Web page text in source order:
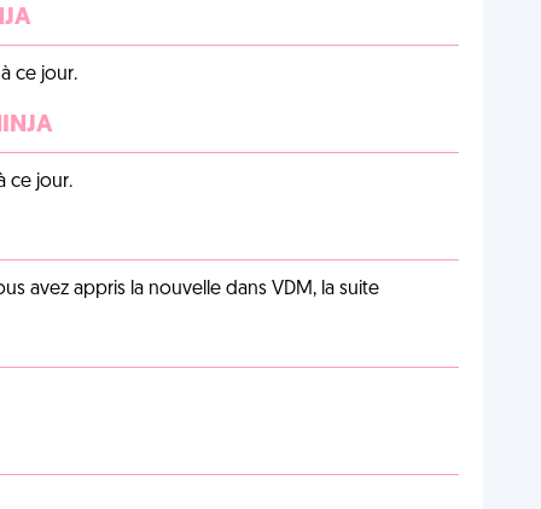
ce jour.
ce jour.
avez appris la nouvelle dans VDM, la suite